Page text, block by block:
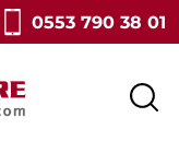
0553 790 38 01